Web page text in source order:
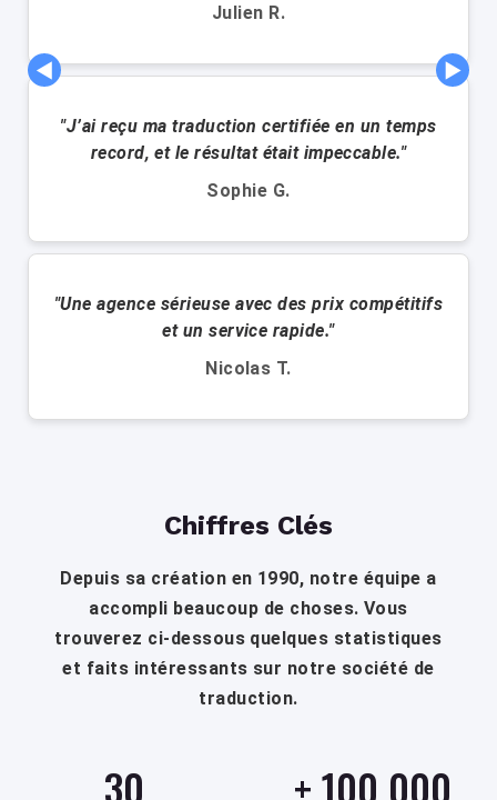
Julien R.
"J’ai reçu ma traduction certifiée en un temps
record, et le résultat était impeccable."
Sophie G.
"Une agence sérieuse avec des prix compétitifs
et un service rapide."
Nicolas T.
◀ ▶
Chiffres Clés
Depuis sa création en 1990, notre équipe a
accompli beaucoup de choses. Vous
trouverez ci-dessous quelques statistiques
et faits intéressants sur notre société de
traduction.
30 +100 000